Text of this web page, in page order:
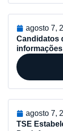
agosto 7,
Candidatos
agosto 7,
TSE